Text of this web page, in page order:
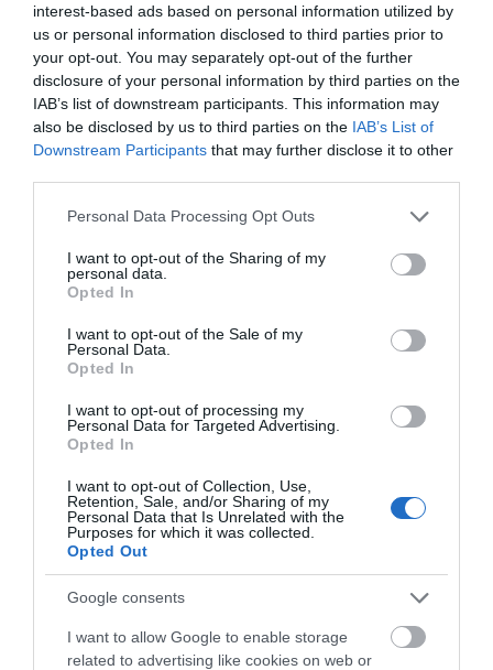
interest-based ads based on personal information utilized by
us or personal information disclosed to third parties prior to
your opt-out. You may separately opt-out of the further
disclosure of your personal information by third parties on the
IAB’s list of downstream participants. This information may
also be disclosed by us to third parties on the IAB’s List of
Downstream Participants that may further disclose it to other
Please note that this website/app uses one or more Google
not limited to your visit or usage behaviour. You may click to
grant or deny consent to Google and its third-party tags to
use your data for below specified purposes in below Google
consent section.
Personal Data Processing Opt Outs
I want to opt-out of the Sharing of my
personal data.
Opted In
I want to opt-out of the Sale of my
Personal Data.
Opted In
I want to opt-out of processing my
Personal Data for Targeted Advertising.
Opted In
I want to opt-out of Collection, Use,
Retention, Sale, and/or Sharing of my
Personal Data that Is Unrelated with the
Purposes for which it was collected.
Opted Out
Google consents
I want to allow Google to enable storage
related to advertising like cookies on web or